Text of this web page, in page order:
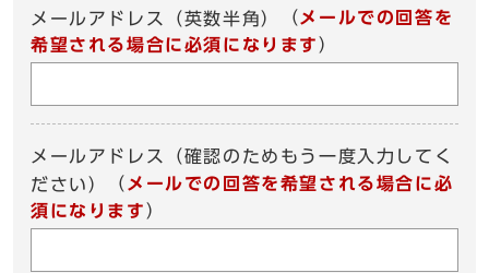
メールアドレス（英数半角） （ メールでの回答を
希望される場合に必須になります ）
メールアドレス（確認のためもう一度入力してく
ださい）
（ メールでの回答を希望される場合に必
須になります ）